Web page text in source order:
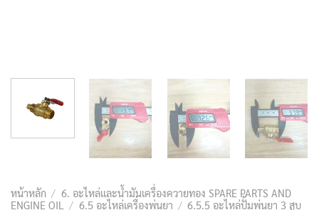
หน้าหลัก / 6. อะไหล่และน้ำมันเครื่องควายทอง SPARE PARTS AND
ENGINE OIL
/ 6.5 อะไหล่เครื่องพ่นยา / 6.5.5 อะไหล่ปั้มพ่นยา 3 สูบ